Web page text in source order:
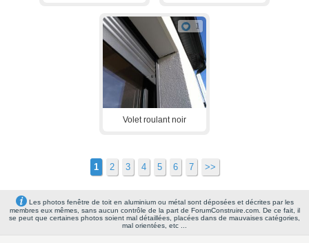
1
Volet roulant noir
1 2 3 4 5 6 7 >>
Les photos fenêtre de toit en aluminium ou métal sont déposées et décrites par les
membres eux mêmes, sans aucun contrôle de la part de ForumConstruire.com. De ce fait, il
se peut que certaines photos soient mal détaillées, placées dans de mauvaises catégories,
mal orientées, etc ...